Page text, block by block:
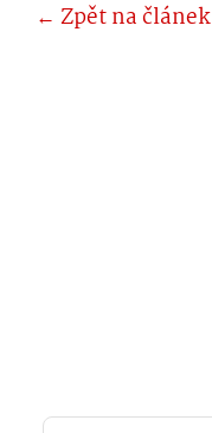
← Zpět na článek